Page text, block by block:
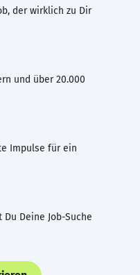
der wirklich zu Dir
und über 20.000
Impulse für ein
Deine Job-Suche